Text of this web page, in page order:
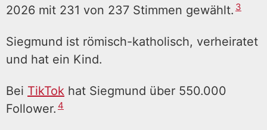
2026 mit 231 von 237 Stimmen gewählt. 3
Siegmund ist römisch-katholisch, verheiratet
und hat ein Kind.
Bei TikTok hat Siegmund über 550.000
Follower. 4